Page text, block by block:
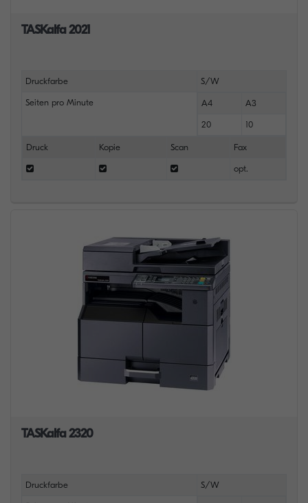
TASKalfa 2021
Druckfarbe S/W
Seiten pro Minute A4 A3
20 10
Druck Kopie Scan Fax
opt.
TASKalfa 2320
Druckfarbe S/W